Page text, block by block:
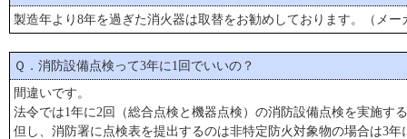
製造年より8年を過ぎた消火器は取替をお勧めしております。（メー
Ｑ．消防設備点検って3年に1回でいいの？
間違いです。
法令では1年に2回（総合点検と機器点検）の消防設備点検を実施す
但し、消防署に点検表を提出するのは非特定防火対象物の場合は3